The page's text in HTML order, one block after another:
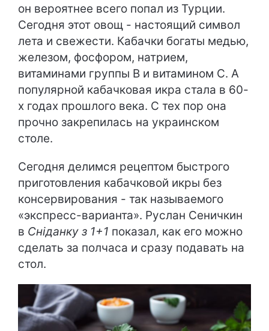
он вероятнее всего попал из Турции.
Сегодня этот овощ - настоящий символ
лета и свежести. Кабачки богаты медью,
железом, фосфором, натрием,
витаминами группы B и витамином C. А
популярной кабачковая икра стала в 60-
х годах прошлого века. С тех пор она
прочно закрепилась на украинском
столе.
Сегодня делимся рецептом быстрого
приготовления кабачковой икры без
консервирования - так называемого
«экспресс-варианта». Руслан Сеничкин
в Сніданку з 1+1 показал, как его можно
сделать за полчаса и сразу подавать на
стол.